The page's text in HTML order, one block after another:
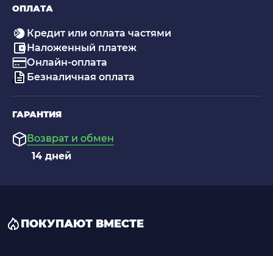
ОПЛАТА
Кредит или оплата частями
Наложенный платеж
Онлайн-оплата
Безналичная оплата
ГАРАНТИЯ
Возврат и обмен
14 дней
ПОКУПАЮТ ВМЕСТЕ